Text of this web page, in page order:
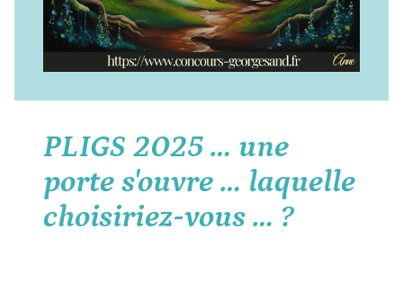
PLIGS 2025 … une
porte s'ouvre … laquelle
choisiriez-vous … ?